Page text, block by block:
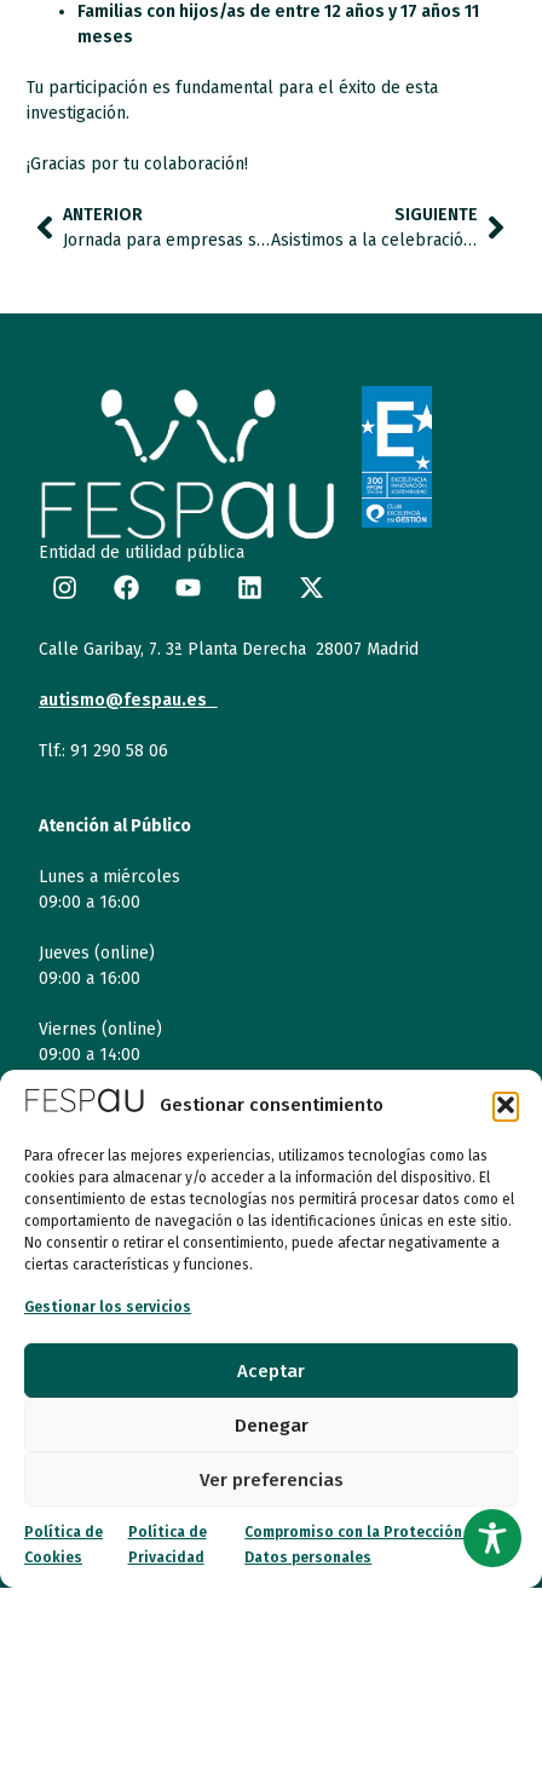
Gestionar consentimiento
Para ofrecer las mejores experiencias, utilizamos tecnologías como las
cookies para almacenar y/o acceder a la información del dispositivo. El
consentimiento de estas tecnologías nos permitirá procesar datos como el
comportamiento de navegación o las identificaciones únicas en este sitio.
No consentir o retirar el consentimiento, puede afectar negativamente a
ciertas características y funciones.
Gestionar los servicios
Aceptar
Denegar
Ver preferencias
Política de
Cookies
Política de
Privacidad
Compromiso con la Protección de
Datos personales
Familias con hijos/as de entre 12 años y 17 años 11
meses
Tu participación es fundamental para el éxito de esta
investigación.
¡Gracias por tu colaboración!
ANTERIOR
Jornada para empresas socialmente comprometidas.
SIGUIENTE
Asistimos a la celebración del 18 Aniversario de Autismo Toledo.
Entidad de utilidad pública
Calle Garibay, 7. 3ª Planta Derecha 28007 Madrid
autismo@fespau.es
Tlf.: 91 290 58 06
Atención al Público
Lunes a miércoles
09:00 a 16:00
Jueves (online)
09:00 a 16:00
Viernes (online)
09:00 a 14:00
Quiénes somos
Entidades
Autismo
Recursos
Canal ético